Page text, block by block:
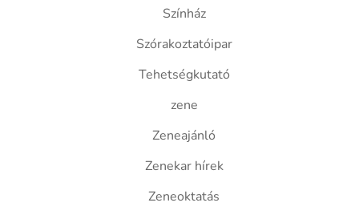
Színház
Szórakoztatóipar
Tehetségkutató
zene
Zeneajánló
Zenekar hírek
Zeneoktatás